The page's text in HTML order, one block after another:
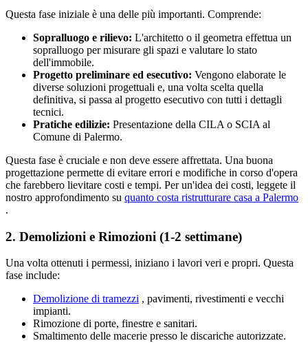
Questa fase iniziale è una delle più importanti. Comprende:
Sopralluogo e rilievo: L'architetto o il geometra effettua un
sopralluogo per misurare gli spazi e valutare lo stato
dell'immobile.
Progetto preliminare ed esecutivo: Vengono elaborate le
diverse soluzioni progettuali e, una volta scelta quella
definitiva, si passa al progetto esecutivo con tutti i dettagli
tecnici.
Pratiche edilizie: Presentazione della CILA o SCIA al
Comune di Palermo.
Questa fase è cruciale e non deve essere affrettata. Una buona
progettazione permette di evitare errori e modifiche in corso d'opera
che farebbero lievitare costi e tempi. Per un'idea dei costi, leggete il
nostro approfondimento su quanto costa ristrutturare casa a Palermo
.
2. Demolizioni e Rimozioni (1-2 settimane)
Una volta ottenuti i permessi, iniziano i lavori veri e propri. Questa
fase include:
Demolizione di tramezzi , pavimenti, rivestimenti e vecchi
impianti.
Rimozione di porte, finestre e sanitari.
Smaltimento delle macerie presso le discariche autorizzate.